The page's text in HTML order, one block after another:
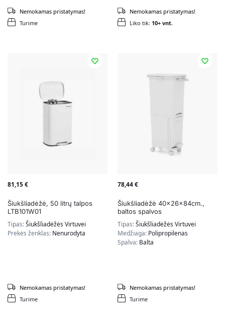
Turime
Nemokamas pristatymas!
Liko tik: 10+ vnt.
Nemokamas pristatymas!
81,15€
Šiukšliadėžė, 50 litrų talpos
LTB101W01
Tipas:Šiukšliadėžės Virtuvei
Prekės ženklas: Nenurodyta
Turime
Nemokamas pristatymas!
78,44€
Šiukšliadėžė 40x26x84cm.,
baltos spalvos
Tipas:Šiukšliadėžės Virtuvei
Medžiaga: Polipropilenas
Spalva: Balta
Turime
Nemokamas pristatymas!